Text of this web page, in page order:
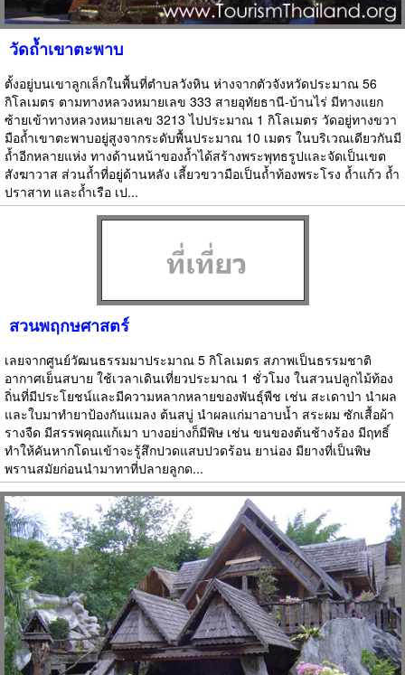
วัดถ้ำเขาตะพาบ
ตั้งอยู่บนเขาลูกเล็กในพื้นที่ตำบลวังหิน ห่างจากตัวจังหวัดประมาณ 56
กิโลเมตร ตามทางหลวงหมายเลข 333 สายอุทัยธานี-บ้านไร่ มีทางแยก
ซ้ายเข้าทางหลวงหมายเลข 3213 ไปประมาณ 1 กิโลเมตร วัดอยู่ทางขวา
มือถ้ำเขาตะพาบอยู่สูงจากระดับพื้นประมาณ 10 เมตร ในบริเวณเดียวกันมี
ถ้ำอีกหลายแห่ง ทางด้านหน้าของถ้ำได้สร้างพระพุทธรูปและจัดเป็นเขต
สังฆาวาส ส่วนถ้ำที่อยู่ด้านหลัง เลี้ยวขวามือเป็นถ้ำท้องพระโรง ถ้ำแก้ว ถ้ำ
ปราสาท และถ้ำเรือ เป...
สวนพฤกษศาสตร์
เลยจากศูนย์วัฒนธรรมมาประมาณ 5 กิโลเมตร สภาพเป็นธรรมชาติ
อากาศเย็นสบาย ใช้เวลาเดินเที่ยวประมาณ 1 ชั่วโมง ในสวนปลูกไม้ท้อง
ถิ่นที่มีประโยชน์และมีความหลากหลายของพันธุ์พืช เช่น สะเดาป่า นำผล
และใบมาทำยาป้องกันแมลง ต้นสบู่ นำผลแก่มาอาบน้ำ สระผม ซักเสื้อผ้า
รางจืด มีสรรพคุณแก้เมา บางอย่างก็มีพิษ เช่น ขนของต้นช้างร้อง มีฤทธิ์
ทำให้คันหากโดนเข้าจะรู้สึกปวดแสบปวดร้อน ยาน่อง มียางที่เป็นพิษ
พรานสมัยก่อนนำมาทาที่ปลายลูกด...